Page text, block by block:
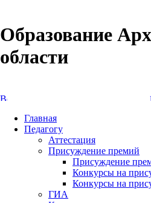
Образование
области
Главная
Педагогу
Аттестация
Присуждение премий
Присуждение
Конкурсы на
Конкурсы на
ГИА